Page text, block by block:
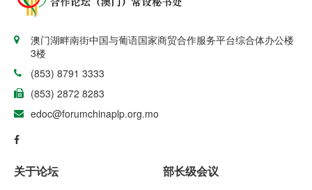
澳门湖畔南街中国与葡语国家商贸合作服务平台综合体办公楼
3楼
(853) 8791 3333
(853) 2872 8283
edoc@forumchinaplp.org.mo
关于论坛 部长级会议